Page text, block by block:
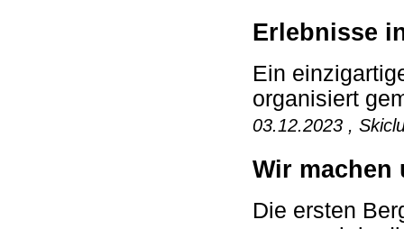
Erlebnisse
Ein
organisiert
03.12.2023 ,
Wir machen
Die ersten